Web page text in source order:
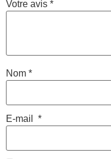
Votre avis *
Nom *
E-mail *